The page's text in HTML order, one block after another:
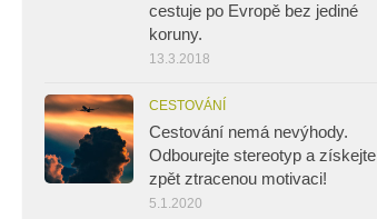
cestuje po Evropě bez jediné
koruny.
13.3.2018
CESTOVÁNÍ
Cestování nemá nevýhody.
Odbourejte stereotyp a získejte
zpět ztracenou motivaci!
5.1.2020